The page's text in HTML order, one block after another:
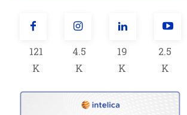
121
K
4.5
K
19
K
2.5
K